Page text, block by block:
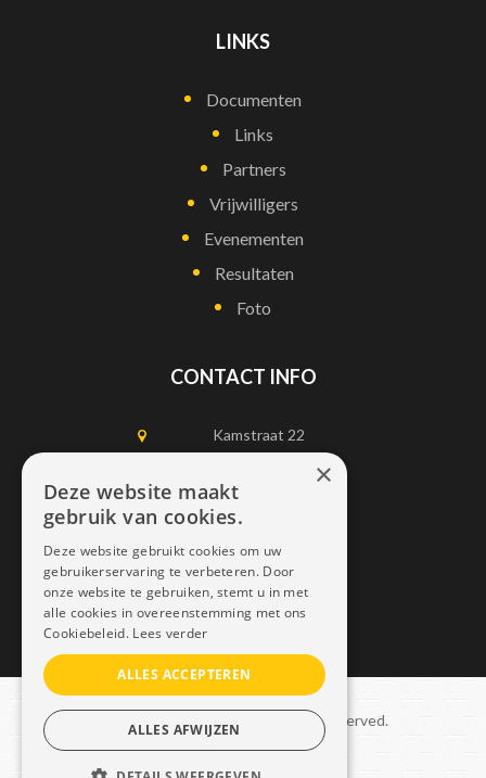
LINKS
Documenten
Links
Partners
Vrijwilligers
Evenementen
Resultaten
Foto
CONTACT INFO
Kamstraat 22
1750 Lennik
0497452898
info@dais.be
Copyright © 2021 Dais. All rights reserved.
Sitemap–GDPR
×
Deze website maakt
gebruik van cookies.
Deze website gebruikt cookies om uw
gebruikerservaring te verbeteren. Door
onze website te gebruiken, stemt u in met
alle cookies in overeenstemming met ons
Cookiebeleid. Lees verder
ALLES ACCEPTEREN
ALLES AFWIJZEN